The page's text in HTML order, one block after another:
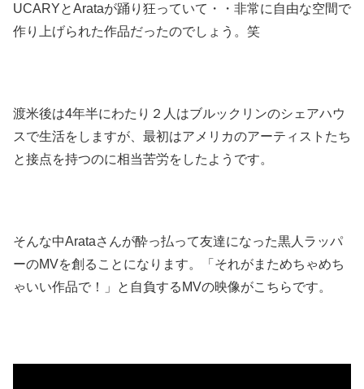
UCARYとArataが踊り狂っていて・・非常に自由な空間で
作り上げられた作品だったのでしょう。笑
渡米後は4年半にわたり２人はブルックリンのシェアハウ
スで生活をしますが、最初はアメリカのアーティストたち
と接点を持つのに相当苦労をしたようです。
そんな中Arataさんが酔っ払って友達になった黒人ラッパ
ーのMVを創ることになります。「それがまためちゃめち
ゃいい作品で！」と自負するMVの映像がこちらです。